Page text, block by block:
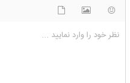
نظر خود را وارد نمایید ...